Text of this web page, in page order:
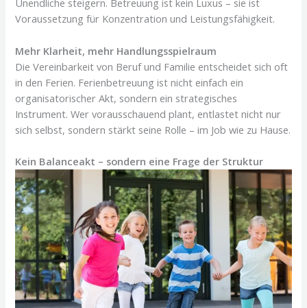
Unendliche steigern. Betreuung ist kein Luxus – sie ist
Voraussetzung für Konzentration und Leistungsfähigkeit.
Mehr Klarheit, mehr Handlungsspielraum
Die Vereinbarkeit von Beruf und Familie entscheidet sich oft
in den Ferien. Ferienbetreuung ist nicht einfach ein
organisatorischer Akt, sondern ein strategisches
Instrument. Wer vorausschauend plant, entlastet nicht nur
sich selbst, sondern stärkt seine Rolle – im Job wie zu Hause.
Kein Balanceakt – sondern eine Frage der Struktur